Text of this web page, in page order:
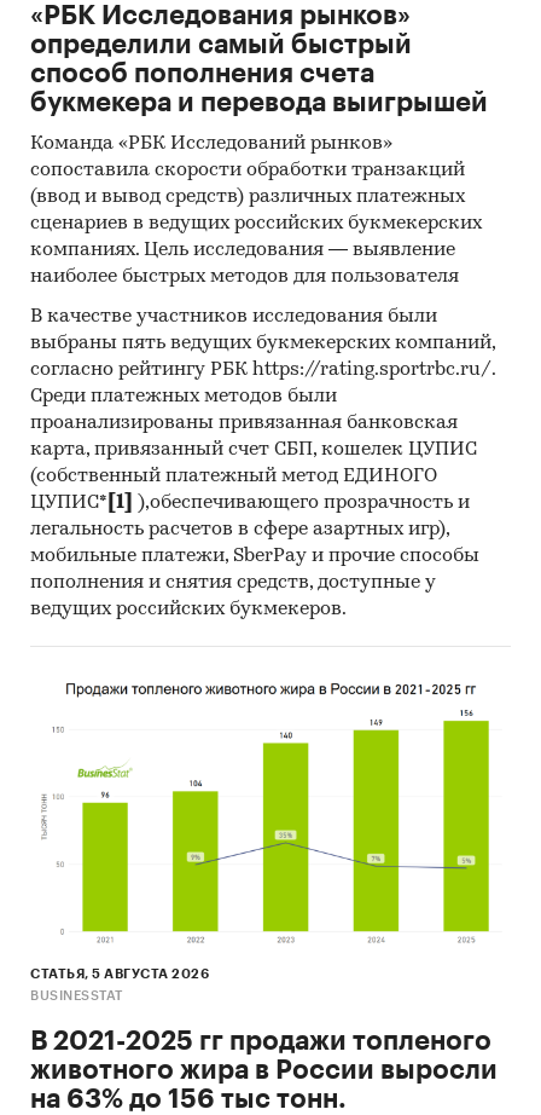
«РБК Исследования рынков»
определили самый быстрый
способ пополнения счета
букмекера и перевода выигрышей
Команда «РБК Исследований рынков»
сопоставила скорости обработки транзакций
(ввод и вывод средств) различных платежных
сценариев в ведущих российских букмекерских
компаниях. Цель исследования — выявление
наиболее быстрых методов для пользователя
В качестве участников исследования были
выбраны пять ведущих букмекерских компаний,
согласно рейтингу РБК https://rating.sportrbc.ru/.
Среди платежных методов были
проанализированы привязанная банковская
карта, привязанный счет СБП, кошелек ЦУПИС
(собственный платежный метод ЕДИНОГО
ЦУПИС* [1]
),обеспечивающего прозрачность и
легальность расчетов в сфере азартных игр),
мобильные платежи, SberPay и прочие способы
пополнения и снятия средств, доступные у
ведущих российских букмекеров.
СТАТЬЯ, 5 АВГУСТА 2026
BUSINESSTAT
В 2021-2025 гг продажи топленого
животного жира в России выросли
на 63% до 156 тыс тонн.